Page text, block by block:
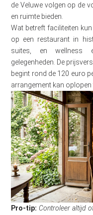
de Veluwe volgen op de
en ruimte bieden.
Wat betreft faciliteiten
op een restaurant in
suites, en wellness
gelegenheden. De
begint rond de 120 euro
arrangement kan oplopen
Pro-tip: Controleer altijd